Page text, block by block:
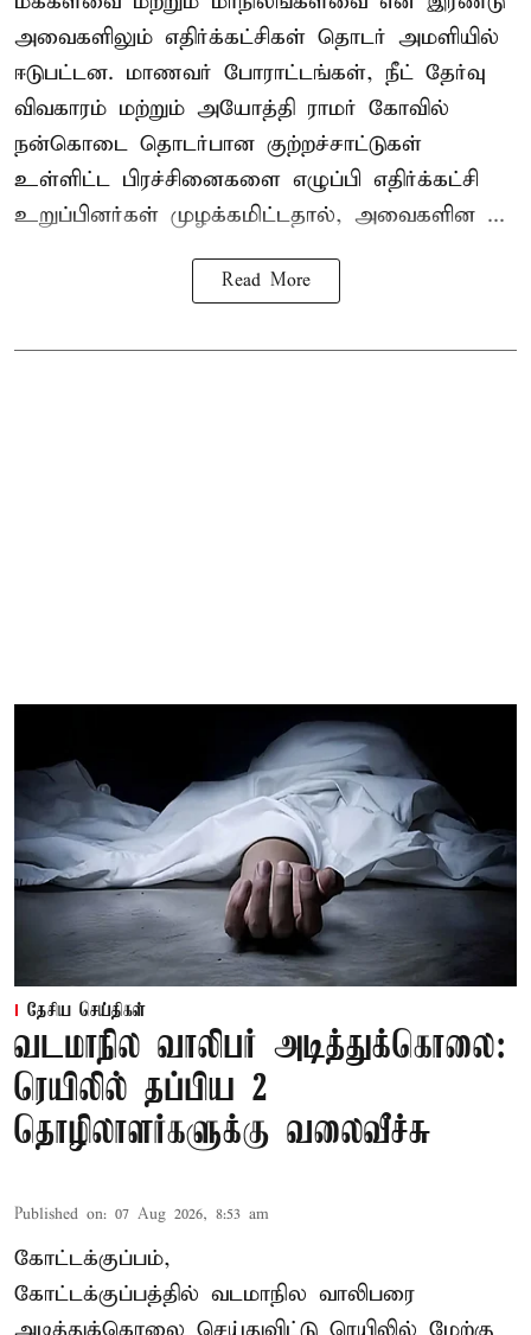
அவைகளிலும் எதிர்க்கட்சிகள் தொடர் அமளியில்
ஈடுபட்டன. மாணவர் போராட்டங்கள், நீட் தேர்வு
விவகாரம் மற்றும் அயோத்தி ராமர் கோவில்
நன்கொடை தொடர்பான குற்றச்சாட்டுகள்
உள்ளிட்ட பிரச்சினைகளை எழுப்பி எதிர்க்கட்சி
உறுப்பினர்கள் முழக்கமிட்டதால், அவைகளின ...
Read More
தேசிய செய்திகள்
வடமாநில வாலிபர் அடித்துக்கொலை:
ரெயிலில் தப்பிய 2
தொழிலாளர்களுக்கு வலைவீச்சு
Published on: 07 Aug 2026, 8:53 am
கோட்டக்குப்பம்,
கோட்டக்குப்பத்தில் வடமாநில வாலிபரை